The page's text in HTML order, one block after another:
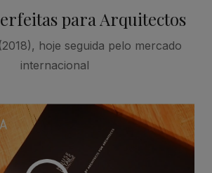
para Arquitectos
hoje seguida pelo mercado
internacional